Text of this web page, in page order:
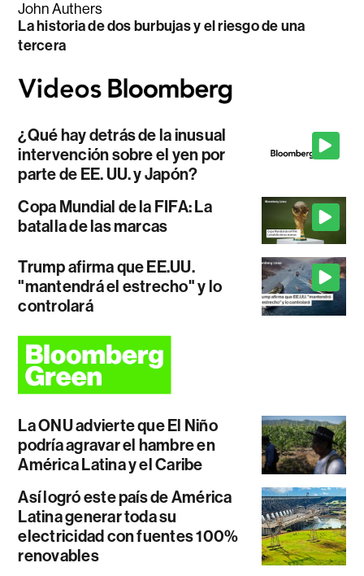
John Authers
La historia de dos burbujas y el riesgo de una
tercera
¿Qué hay detrás de la inusual
intervención sobre el yen por
parte de EE. UU. y Japón?
Copa Mundial de la FIFA: La
batalla de las marcas
Trump afirma que EE.UU.
"mantendrá el estrecho" y lo
controlará
La ONU advierte que El Niño
podría agravar el hambre en
América Latina y el Caribe
Así logró este país de América
Latina generar toda su
electricidad con fuentes 100%
renovables